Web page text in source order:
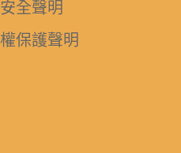
全聲明
保護聲明